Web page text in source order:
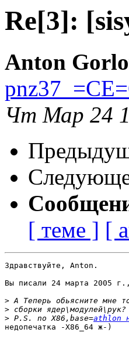
Re[3]:
Anton
Чт Мар 24
[ теме ] [
Здравствуйте, Anton.
Вы писали 24 марта 2005
>
>
> P.S. no X86,base=athlon
недопечатка -X86_64 ж-)